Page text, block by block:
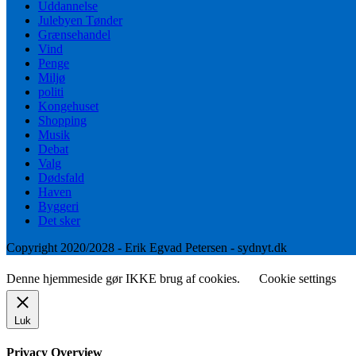
Uddannelse
Julebyen Tønder
Grænsehandel
Vind
Penge
Miljø
politi
Kongehuset
Shopping
Musik
Debat
Valg
Dødsfald
Haven
Byggeri
Det sker
Copyright 2020/2028 - Erik Egvad Petersen - sydnyt.dk
Denne hjemmeside gør IKKE brug af cookies. Cookie settings
Luk
Privacy Overview